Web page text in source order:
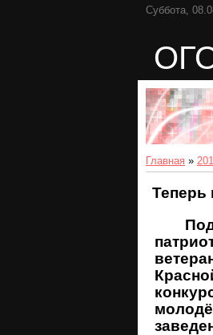
Суббота,
Главная »
Теперь